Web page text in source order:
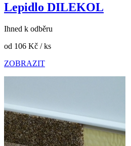
Lepidlo DILEKOL
Ihned k odběru
od 106 Kč / ks
ZOBRAZIT